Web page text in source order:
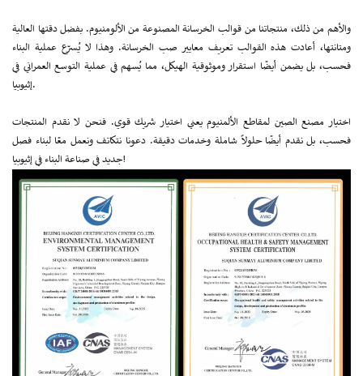
والأهم من ذلك، منتجاتنا من قوالب الخرسانة المصنوعة من الألومنيوم. بفضل دقتها العالية
ومتانتها، أعادت هذه القوالب تعريف معايير صب الخرسانة. وهذا لا يُسرّع عملية البناء
فحسب، بل يضمن أيضًا استقرار وموثوقية الهيكل، مما يُسهم في عملية التوسع العمراني في
إثيوبيا.
اختيار مصنع الصين لمقاطع الألمنيوم يعني اختيار شريك قوي. فنحن لا نقدم المنتجات
فحسب، بل نقدم أيضًا حلولاً شاملة وخدمات دقيقة. دعونا نتكاتف ونعمل معًا لبناء فصل
جديد في صناعة البناء في إثيوبيا!